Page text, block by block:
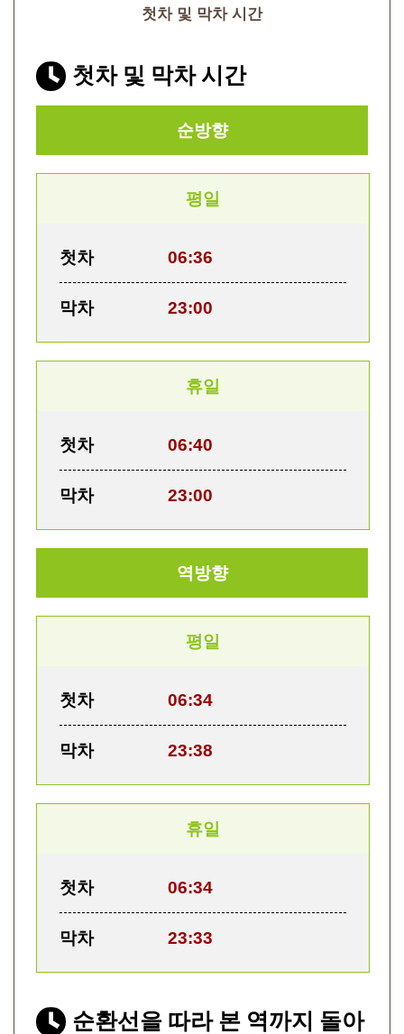
첫차 및 막차 시간
첫차 및 막차 시간
순방향
평일
첫차 06:36
막차 23:00
휴일
첫차 06:40
막차 23:00
역방향
평일
첫차 06:34
막차 23:38
휴일
첫차 06:34
막차 23:33
순환선을 따라 본 역까지 돌아